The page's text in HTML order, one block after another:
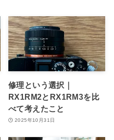
修理という選択｜
RX1RM2とRX1RM3を比
べて考えたこと
2025年10月31日